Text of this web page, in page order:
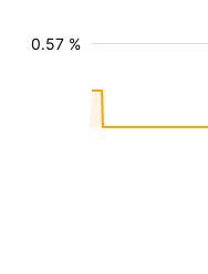
0.57 %